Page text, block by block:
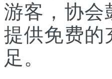
游客，协会
提供免费的
足。